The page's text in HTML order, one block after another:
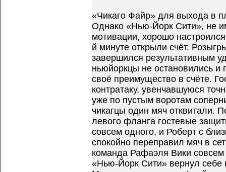
«Чикаго Файр» для выхода в
Однако «Нью-Йорк Сити», не
мотивации, хорошо
й минуте открыли счёт.
завершился результативным
ньюйоркцы не остановились и
своё преимущество в счёте.
контратаку, увенчавшуюся
уже по пустым воротам
чикагцы один мяч отквитали.
левого фланга гостевые
совсем одного, и Роберт с
спокойно переправил мяч в
команда Рафаэля Вики совсем
«Нью-Йорк Сити» вернул себе